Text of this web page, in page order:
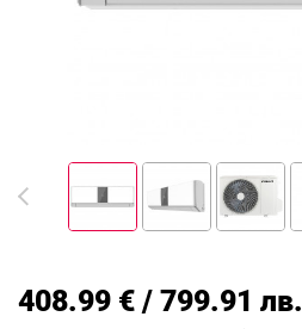
408.99 € / 799.91 лв.